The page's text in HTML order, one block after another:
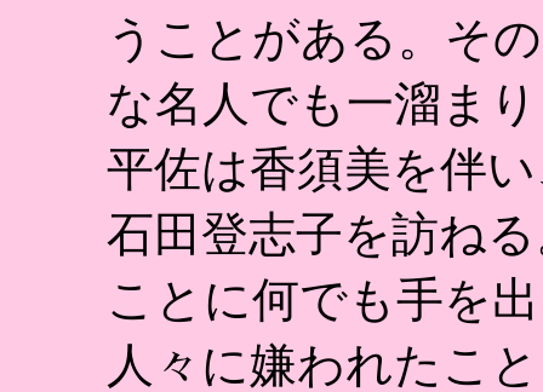
うことがある。そ
な名人でも一溜ま
平佐は香須美を伴
石田登志子を訪ね
ことに何でも手を
人々に嫌われたこ